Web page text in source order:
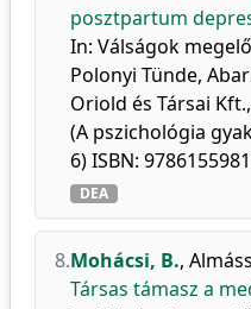
posztpartum
In: Válságok
Polonyi Tünde,
Oriold és Társai
(A pszichológia
6) ISBN:
DEA
8.Mohácsi, B.,
Társas támasz a